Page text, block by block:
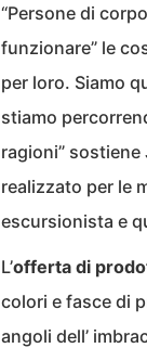
“Persone di
funzionare” le
per loro. Siamo
stiamo
ragioni”
realizzato per le
escursionista e
L’offerta di
colori e fasce di
angoli dell’